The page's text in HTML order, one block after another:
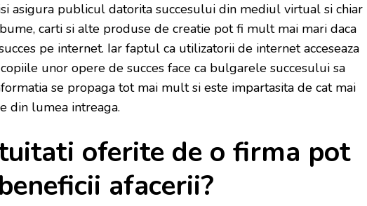
asigura publicul datorita succesului din mediul virtual si chiar
carti si alte produse de creatie pot fi mult mai mari daca
pe internet. Iar faptul ca utilizatorii de internet acceseaza
unor opere de succes face ca bulgarele succesului sa
se propaga tot mai mult si este impartasita de cat mai
din lumea intreaga.
oferite de o firma pot
afacerii?